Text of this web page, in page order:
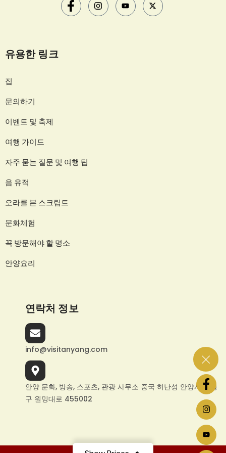
유용한 링크
집
문의하기
이벤트 및 축제
여행 가이드
자주 묻는 질문 및 여행 팁
음 유적
오라클 본 스크립트
문화체험
꼭 방문해야 할 명소
안양요리
연락처 정보
info@visitanyang.com
안양 문화, 방송, 스포츠, 관광 사무소 중국 허난성 안양시 원펑
구 원밍대로 455002